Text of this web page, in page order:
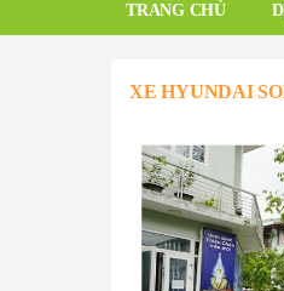
TRANG CHỦ
XE HYUNDAI